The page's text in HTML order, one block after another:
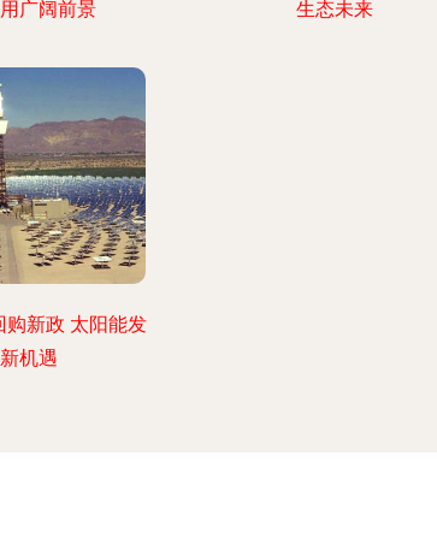
广阔前景
生态未来
购新政 太阳能发
机遇